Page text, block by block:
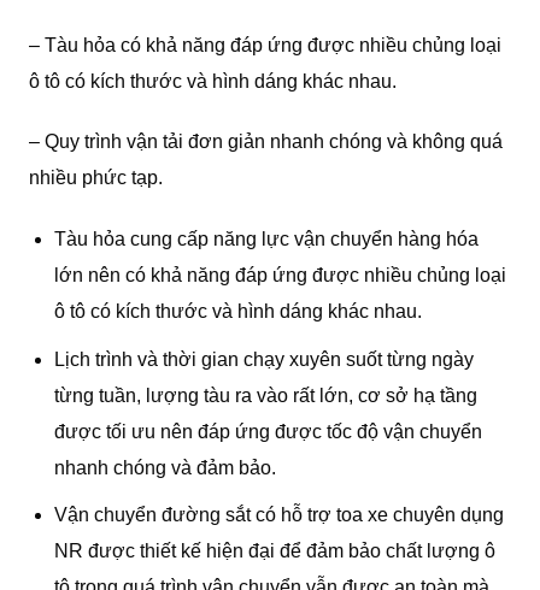
– Tàu hỏa có khả năng đáp ứng được nhiều chủng loại
ô tô có kích thước và hình dáng khác nhau.
– Quy trình vận tải đơn giản nhanh chóng và không quá
nhiều phức tạp.
Tàu hỏa cung cấp năng lực vận chuyển hàng hóa
lớn nên có khả năng đáp ứng được nhiều chủng loại
ô tô có kích thước và hình dáng khác nhau.
Lịch trình và thời gian chạy xuyên suốt từng ngày
từng tuần, lượng tàu ra vào rất lớn, cơ sở hạ tầng
được tối ưu nên đáp ứng được tốc độ vận chuyển
nhanh chóng và đảm bảo.
Vận chuyển đường sắt có hỗ trợ toa xe chuyên dụng
NR được thiết kế hiện đại để đảm bảo chất lượng ô